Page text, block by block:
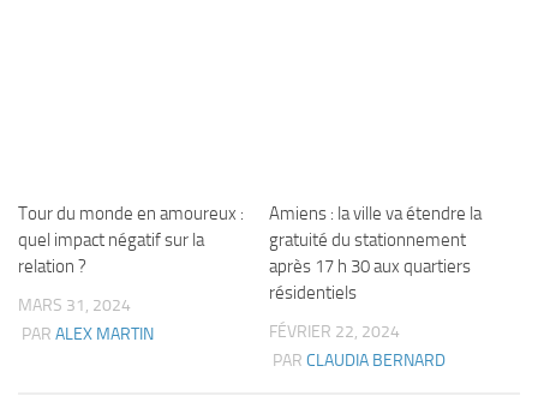
Tour du monde en amoureux :
quel impact négatif sur la
relation ?
MARS 31, 2024
PAR ALEX MARTIN
Amiens : la ville va étendre la
gratuité du stationnement
après 17 h 30 aux quartiers
résidentiels
FÉVRIER 22, 2024
PAR CLAUDIA BERNARD